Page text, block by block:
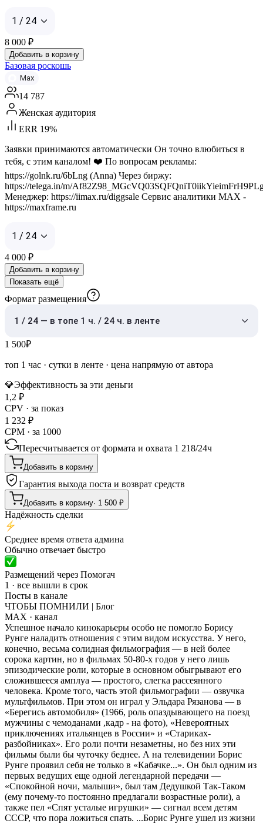
1 / 24
8 000 ₽
Добавить в корзину
Базовая роскошь
Max
14 787
Женская аудитория
ERR 19%
Заявки принимаются автоматически Он точно влюбиться в
тебя, с этим каналом! ❤️ По вопросам рекламы:
https://golnk.ru/6bLng (Anna) Через биржу:
https://telega.in/m/
Менеджер: https://iimax.ru/diggsale Сервис аналитики MAX -
https://maxframe.ru
1 / 24
4 000 ₽
Добавить в корзину
Показать ещё
Формат размещения
1 / 24 — в топе 1 ч. / 24 ч. в ленте
1 500₽
топ 1 час · сутки в ленте · цена напрямую от автора
💎Эффективность за эти деньги
1,2 ₽
CPV · за показ
1 232 ₽
CPM · за 1000
Пересчитывается от формата и охвата 1 218/24ч
Добавить в корзину
Гарантия выхода поста и возврат средств
Добавить в корзину· 1 500 ₽
Надёжность сделки
Среднее время ответа админа
Обычно отвечает быстро
Размещений через Помогач
1 · все вышли в срок
Посты в канале
ЧТОБЫ ПОМНИЛИ | Блог
MAX · канал
Успешное начало кинокарьеры особо не помогло Борису
Рунге наладить отношения с этим видом искусства. У него,
конечно, весьма солидная фильмография — в ней более
сорока картин, но в фильмах 50-80-х годов у него лишь
эпизодические роли, которые в основном обыгрывают его
сложившееся амплуа — простого, слегка рассеянного
человека. Кроме того, часть этой фильмографии — озвучка
мультфильмов. При этом он играл у Эльдара Рязанова — в
«Берегись автомобиля» (1966, роль опаздывающего на поезд
мужчины с чемоданами ,кадр - на фото), «Невероятных
приключениях итальянцев в России» и «Стариках-
разбойниках». Его роли почти незаметны, но без них эти
фильмы были бы чуточку беднее. А на телевидении Борис
Рунге проявил себя не только в «Кабачке...». Он был одним из
первых ведущих еще одной легендарной передачи —
«Спокойной ночи, малыши», был там Дедушкой Так-Таком
(ему почему-то постоянно предлагали возрастные роли), а
также пел «Спят усталые игрушки» — сигнал всем детям
СССР, что пора ложиться спать. ...Борис Рунге ушел из жизни